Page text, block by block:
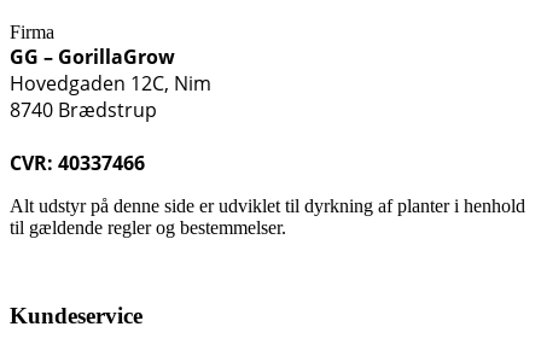
Firma
GG – GorillaGrow
Hovedgaden 12C, Nim
8740 Brædstrup
CVR: 40337466
Alt udstyr på denne side er udviklet til dyrkning af planter i henhold
til gældende regler og bestemmelser.
Kundeservice